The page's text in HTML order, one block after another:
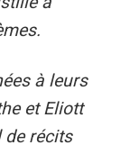
à leurs
et Eliott
de récits